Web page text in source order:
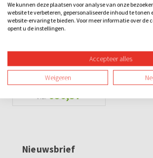
Speciaalbier-proeverij-
Tapcursus - Step-
kroegentocht
v.a. €56,57
Nieuwsbrief
We kunnen deze plaatsen voor analyse van onze
website te verbeteren, gepersonaliseerde inhoud te tonen
website-ervaring te bieden. Voor meer informatie over de
opent u de instellingen.
Accepteer alles
Weigeren